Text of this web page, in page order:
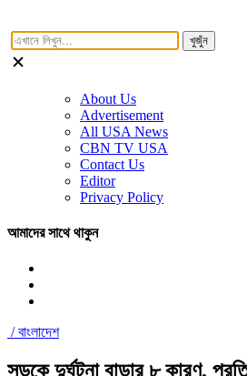
খুজুঁন
About Us
Advertisement
All USA News
CBN TV USA
Contact Us
Editor
Privacy Policy
আমাদের সাথে থাকুন
/বাংলাদেশ
সড়কে দুর্ঘটনা বাড়ার ৮ কারণ,